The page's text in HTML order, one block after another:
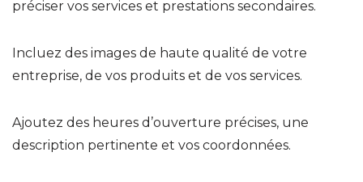
préciser vos services et prestations secondaires.
Incluez des images de haute qualité de votre
entreprise, de vos produits et de vos services.
Ajoutez des heures d’ouverture précises, une
description pertinente et vos coordonnées.